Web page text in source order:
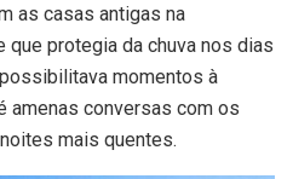
as casas antigas na
que protegia da chuva nos dias
momentos à
amenas conversas com os
mais quentes.